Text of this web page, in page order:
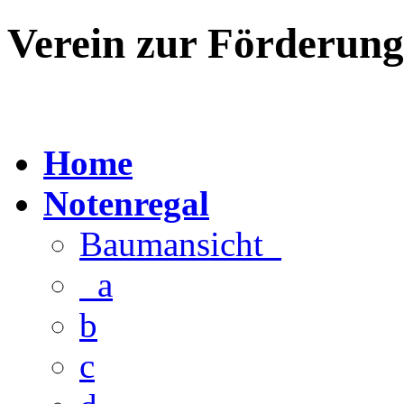
Verein zur
Home
Notenregal
Baumansicht
a
b
c